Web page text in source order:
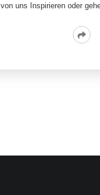
von uns Inspirieren oder
Read